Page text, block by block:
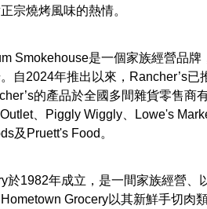
宗燒烤風味的熱情。
Smokehouse是一個家族經營品
自2024年推出以來，Rancher’s
的產品於全國多間雜貨零售商
、Piggly Wiggly、Lowe's
及Pruett's Food。
於1982年成立，是一間家族經營、
Grocery以其新鮮手切肉